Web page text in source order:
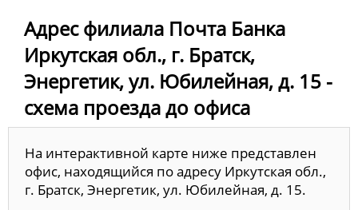
Адрес филиала Почта Банка
Иркутская обл., г. Братск,
Энергетик, ул. Юбилейная, д. 15 -
схема проезда до офиса
На интерактивной карте ниже представлен
офис, находящийся по адресу Иркутская обл.,
г. Братск, Энергетик, ул. Юбилейная, д. 15.